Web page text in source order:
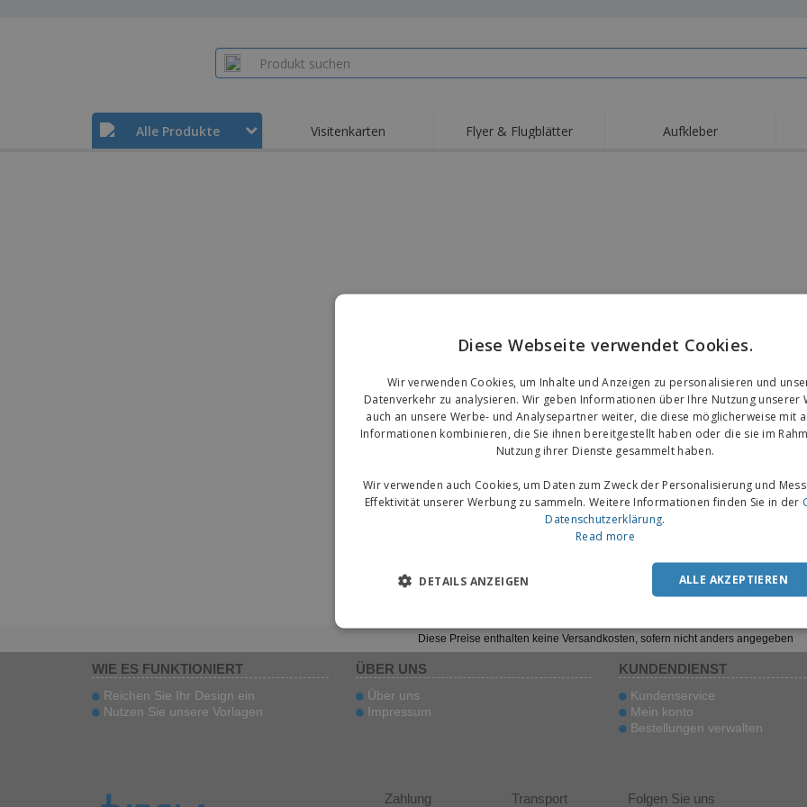
Alle Produkte Visitenkarten Flyer & Flugblätter Aufkleber
Diese Preise enthalten keine Versandkosten, sofern nicht anders angegeben
WIE ES FUNKTIONIERT
Reichen Sie Ihr Design ein
Nutzen Sie unsere Vorlagen
ÜBER UNS
Über uns
Impressum
KUNDENDIENST
Kundenservice
Mein konto
Bestellungen verwalten
Zahlung Transport Folgen Sie uns
Diese Webseite verwendet Cookies.
Wir verwenden Cookies, um Inhalte und Anzeigen zu personalisieren und
Datenverkehr zu analysieren. Wir geben Informationen über Ihre Nutzung unserer
auch an unsere Werbe- und Analysepartner weiter, die diese möglicherweise mit
Informationen kombinieren, die Sie ihnen bereitgestellt haben oder die sie im
Nutzung ihrer Dienste gesammelt haben.
Wir verwenden auch Cookies, um Daten zum Zweck der Personalisierung und
Effektivität unserer Werbung zu sammeln. Weitere Informationen finden Sie in der
Datenschutzerklärung.
Read more
ALLE AKZEPTIEREN
DETAILS ANZEIGEN